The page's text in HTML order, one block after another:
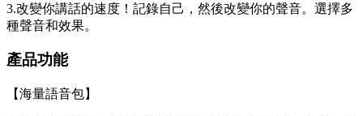
3.改變你講話的速度！記錄自己，然後改變你的聲音。選擇多
種聲音和效果。
產品功能
【海量語音包】